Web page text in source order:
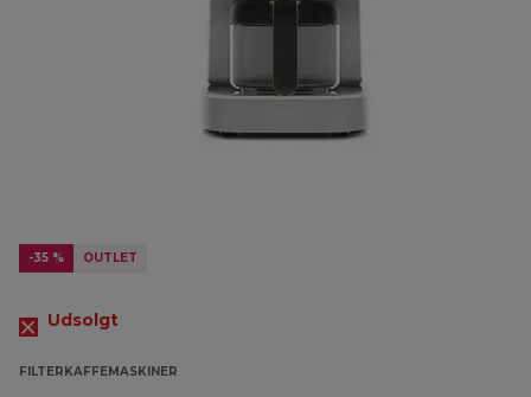
-35 % OUTLET
Udsolgt
FILTERKAFFEMASKINER